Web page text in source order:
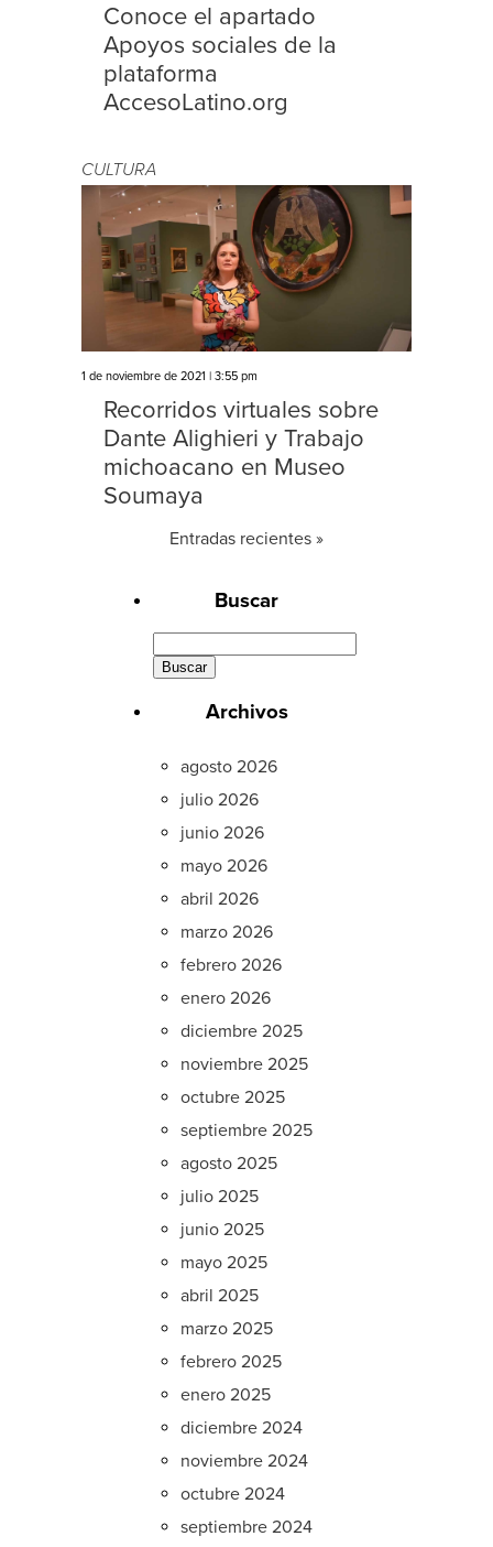
Conoce el apartado
Apoyos sociales de la
plataforma
AccesoLatino.org
CULTURA
1 de noviembre de 2021 | 3:55 pm
Recorridos virtuales sobre
Dante Alighieri y Trabajo
michoacano en Museo
Soumaya
Entradas recientes »
Buscar
Archivos
agosto 2026
julio 2026
junio 2026
mayo 2026
abril 2026
marzo 2026
febrero 2026
enero 2026
diciembre 2025
noviembre 2025
octubre 2025
septiembre 2025
agosto 2025
julio 2025
junio 2025
mayo 2025
abril 2025
marzo 2025
febrero 2025
enero 2025
diciembre 2024
noviembre 2024
octubre 2024
septiembre 2024